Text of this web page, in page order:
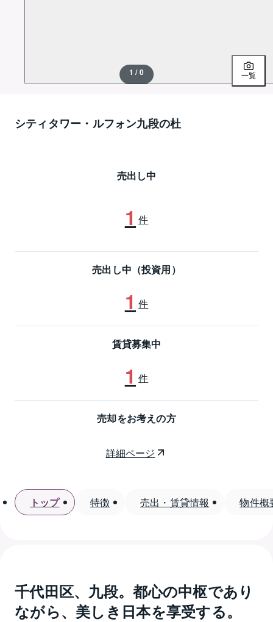
1 / 0 一覧
シティタワー・ルフォン九段の杜
売出し中
1 件
売出し中（投資用）
1 件
賃貸募集中
1 件
売却をお考えの方
詳細ページ
トップ 特徴 売出・賃貸情報 物件概
千代田区、九段。都心の中枢であり
ながら、美しき日本を享受する。